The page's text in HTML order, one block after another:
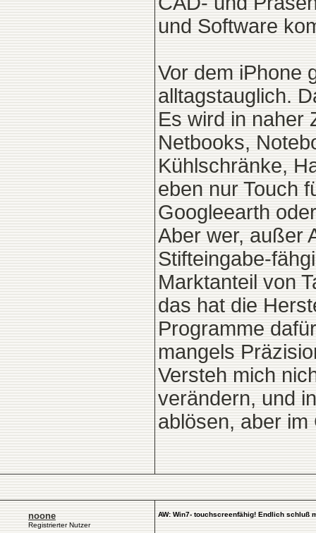
und Software
Vor dem iPhone
alltagstauglich.
Es wird in naher
Netbooks,
Kühlschränke,
eben nur Touch
Googleearth
Aber wer, außer
Stifteingabe-
Marktanteil von
das hat die
Programme
mangels
Versteh mich
verändern, und
ablösen, aber
noone
Registrierter Nutzer
AW: Win7- touchscreenfähig! Endlich schluß